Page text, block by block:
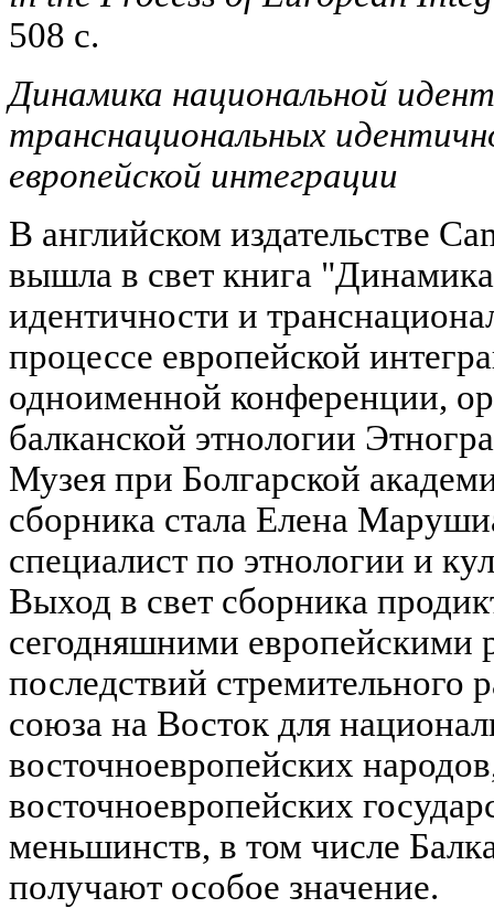
508 с.
Динамика национальной
транснациональных
европейской интеграции
В английском издательстве
вышла в свет книга
идентичности и
процессе европейской
одноименной конференции,
балканской этнологии
Музея при Болгарской
сборника стала Елена
специалист по этнологии и
Выход в свет сборника
сегодняшними европейскими
последствий стремительного
союза на Восток для
восточноевропейских
восточноевропейских
меньшинств, в том числе
получают особое значение.